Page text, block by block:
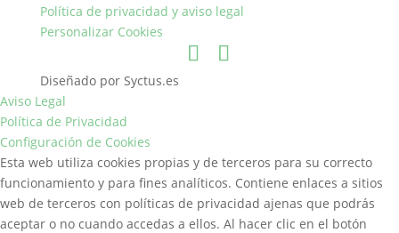
Política de privacidad y aviso legal
Personalizar Cookies
Diseñado por Syctus.es
Aviso Legal
Política de Privacidad
Configuración de Cookies
Esta web utiliza cookies propias y de terceros para su correcto
funcionamiento y para fines analíticos. Contiene enlaces a sitios
web de terceros con políticas de privacidad ajenas que podrás
aceptar o no cuando accedas a ellos. Al hacer clic en el botón